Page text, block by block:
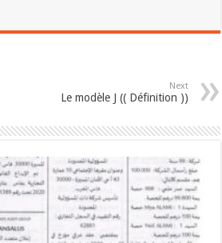
Next
Le modèle J (( Définition ))